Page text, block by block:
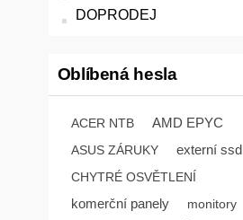
DOPRODEJ
Oblíbená hesla
ACER NTB AMD EPYC
ASUS ZÁRUKY externí ssd
CHYTRÉ OSVĚTLENÍ
komerční panely monitory